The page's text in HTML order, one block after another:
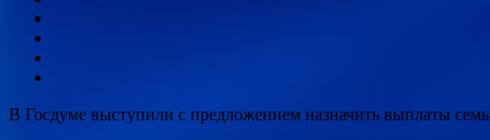
В Госдуме выступили с предложением назначить выплаты